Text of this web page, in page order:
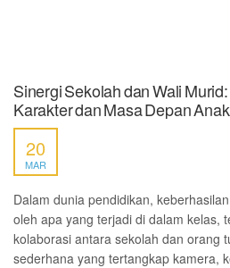
Sinergi Sekolah dan Wali
Karakter dan Masa Depan
20
MAR
Dalam dunia pendidikan,
oleh apa yang terjadi di dalam kelas,
kolaborasi antara sekolah dan orang
sederhana yang tertangkap kamera,